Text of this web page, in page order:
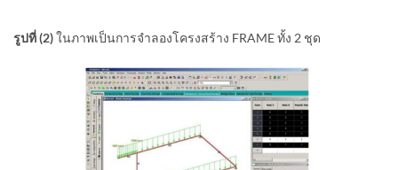
รูปที่ (2)ในภาพเป็นการจำลองโครงสร้าง FRAME ทั้ง 2 ชุด